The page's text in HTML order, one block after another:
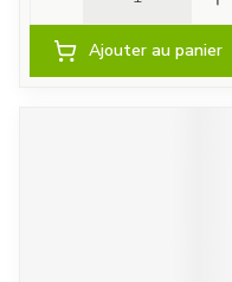
Ajouter au panier